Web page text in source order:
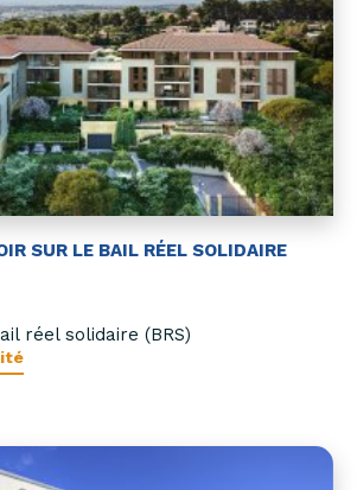
SUR LE BAIL RÉEL SOLIDAIRE
réel solidaire (BRS)